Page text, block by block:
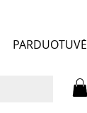
PARDUOTUVĖ